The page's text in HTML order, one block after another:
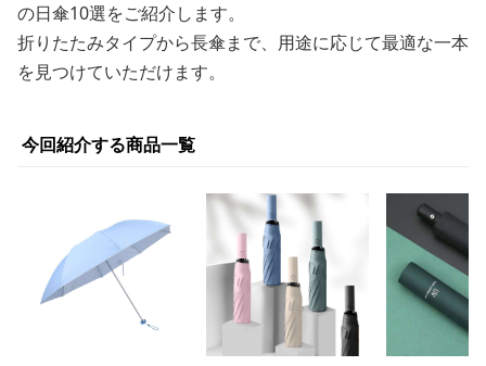
の日傘10選をご紹介します。
折りたたみタイプから長傘まで、用途に応じて最適な一本
を見つけていただけます。
今回紹介する商品一覧